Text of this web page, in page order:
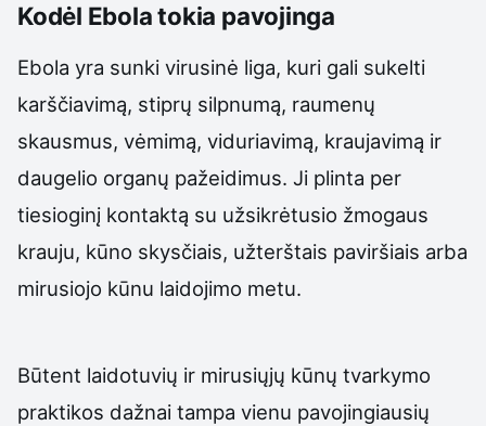
Kodėl Ebola tokia pavojinga
Ebola yra sunki virusinė liga, kuri gali sukelti
karščiavimą, stiprų silpnumą, raumenų
skausmus, vėmimą, viduriavimą, kraujavimą ir
daugelio organų pažeidimus. Ji plinta per
tiesioginį kontaktą su užsikrėtusio žmogaus
krauju, kūno skysčiais, užterštais paviršiais arba
mirusiojo kūnu laidojimo metu.
Būtent laidotuvių ir mirusiųjų kūnų tvarkymo
praktikos dažnai tampa vienu pavojingiausių